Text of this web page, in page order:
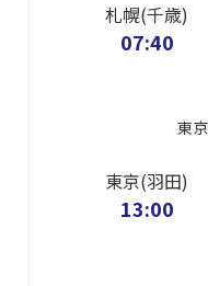
札幌(千歳)
07:40
東
東京(羽田)
13:00